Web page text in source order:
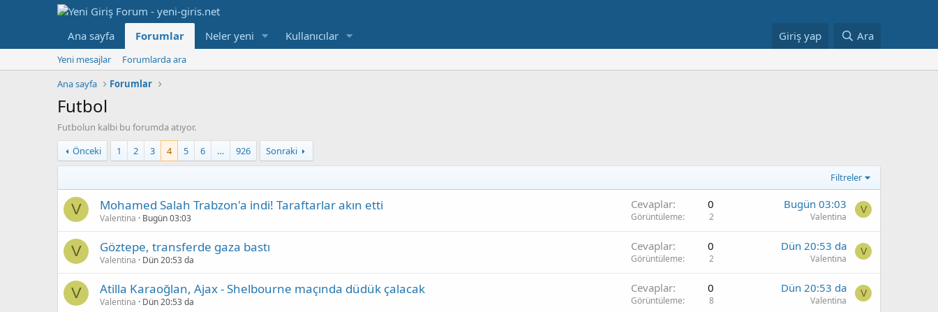
Ana sayfa Forumlar Neler yeni Kullanıcılar Giriş yap Ara
Yeni mesajlar
Forumlarda ara
Ana sayfa
Forumlar
Futbol
Futbolun kalbi bu forumda atıyor.
Önceki
1 2 3 4 5 6 … 926 Sonraki
Filtreler
V Mohamed Salah Trabzon'a indi! Taraftarlar akın etti
Valentina Bugün 03:03
Cevaplar 0
Görüntüleme 2
Bugün 03:03
Valentina
V
V Göztepe, transferde gaza bastı
Valentina Dün 20:53 da
Cevaplar 0
Görüntüleme 2
Dün 20:53 da
Valentina
V
V Atilla Karaoğlan, Ajax - Shelbourne maçında düdük çalacak
Valentina Dün 20:53 da
Cevaplar 0
Görüntüleme 8
Dün 20:53 da
Valentina
V